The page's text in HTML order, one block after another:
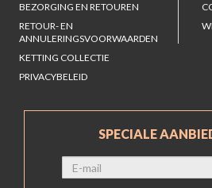
BEZORGING EN RETOUREN
RETOUR- EN
ANNULERINGSVOORWAARDEN
KETTING COLLECTIE
PRIVACYBELEID
SPECIALE